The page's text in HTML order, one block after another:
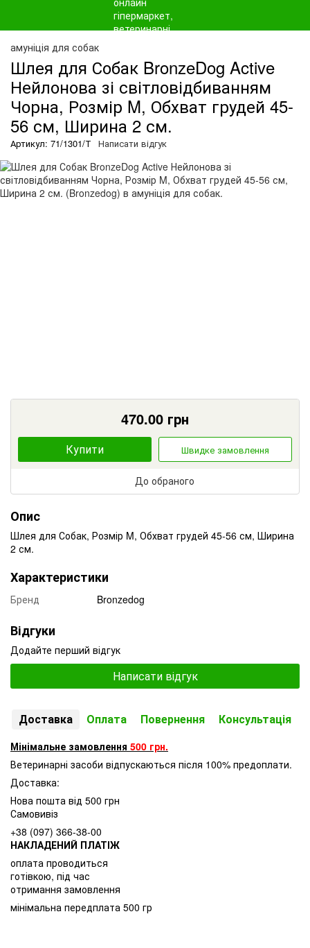
амуніція для собак
Шлея для Собак BronzeDog Active
Нейлонова зі світловідбиванням
Чорна, Розмір M, Обхват грудей 45-
56 см, Ширина 2 см.
Артикул: 71/1301/Т Написати відгук
470.00 грн
Купити Швидке замовлення
До обраного
Опис
Шлея для Собак, Розмір M, Обхват грудей 45-56 см, Ширина
2 см.
Характеристики
Бренд Bronzedog
Відгуки
Додайте перший відгук
Написати відгук
Доставка Оплата Повернення Консультація
Мінімальне замовлення 500 грн.
Ветеринарні засоби відпускаються після 100% предоплати.
Доставка:
Нова пошта від 500 грн
Самовивіз
+38 (097) 366-38-00
НАКЛАДЕНИЙ ПЛАТІЖ
оплата проводиться
готівкою, під час
отримання замовлення
мінімальна передплата 500 гр